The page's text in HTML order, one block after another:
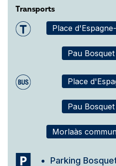
Transports
Place
Pau Bosquet
Place
Pau Bosquet
Morlaàs
Parking